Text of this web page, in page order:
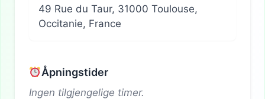
49 Rue du Taur, 31000 Toulouse,
Occitanie, France
Åpningstider
Ingen tilgjengelige timer.